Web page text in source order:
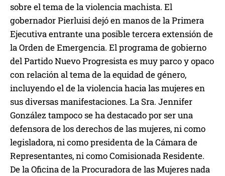
sobre el tema de la violencia machista. El
gobernador Pierluisi dejó en manos de la Primera
Ejecutiva entrante una posible tercera extensión de
la Orden de Emergencia. El programa de gobierno
del Partido Nuevo Progresista es muy parco y opaco
con relación al tema de la equidad de género,
incluyendo el de la violencia hacia las mujeres en
sus diversas manifestaciones. La Sra. Jennifer
González tampoco se ha destacado por ser una
defensora de los derechos de las mujeres, ni como
legisladora, ni como presidenta de la Cámara de
Representantes, ni como Comisionada Residente.
De la Oficina de la Procuradora de las Mujeres nada